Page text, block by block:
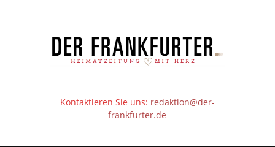
Kontaktieren Sie uns: redaktion@der-
frankfurter.de